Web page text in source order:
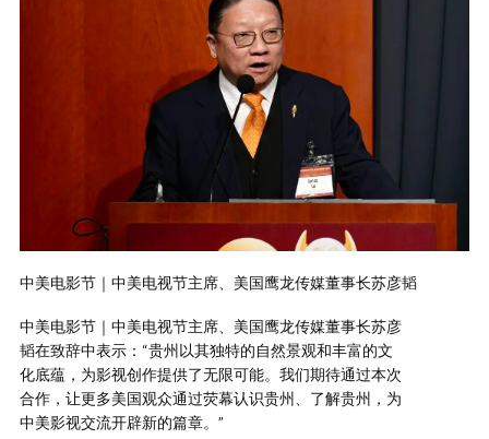
中美电影节｜中美电视节主席、美国鹰龙传媒董事长苏彦韬
中美电影节｜中美电视节主席、美国鹰龙传媒董事长苏彦
韬在致辞中表示：“贵州以其独特的自然景观和丰富的文
化底蕴，为影视创作提供了无限可能。我们期待通过本次
合作，让更多美国观众通过荧幕认识贵州、了解贵州，为
中美影视交流开辟新的篇章。”